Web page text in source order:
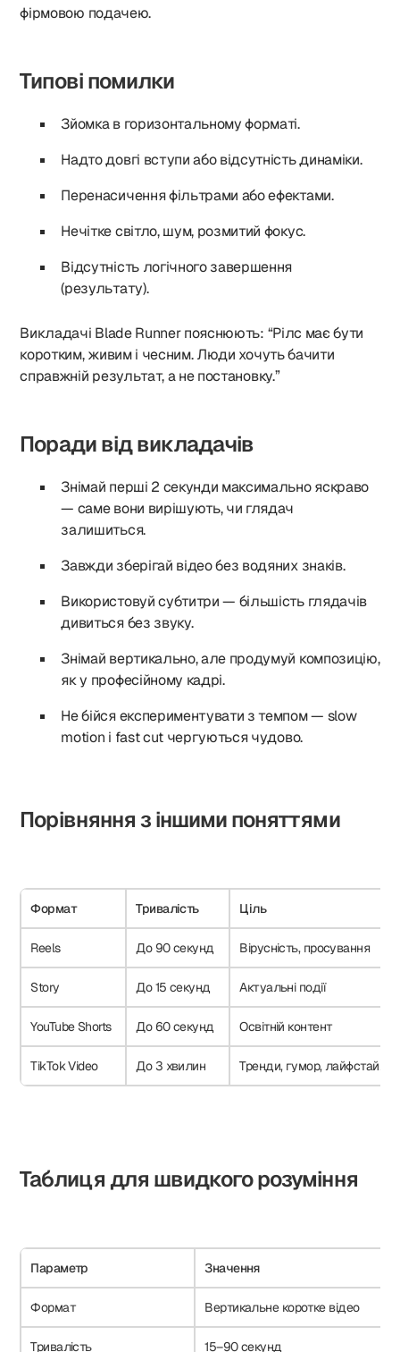
фірмовою подачею.
Типові помилки
Зйомка в горизонтальному форматі.
Надто довгі вступи або відсутність динаміки.
Перенасичення фільтрами або ефектами.
Нечітке світло, шум, розмитий фокус.
Відсутність логічного завершення
(результату).
Викладачі Blade Runner пояснюють: “Рілс має бути
коротким, живим і чесним. Люди хочуть бачити
справжній результат, а не постановку.”
Поради від викладачів
Знімай перші 2 секунди максимально яскраво
— саме вони вирішують, чи глядач
залишиться.
Завжди зберігай відео без водяних знаків.
Використовуй субтитри — більшість глядачів
дивиться без звуку.
Знімай вертикально, але продумуй композицію,
як у професійному кадрі.
Не бійся експериментувати з темпом — slow
motion і fast cut чергуються чудово.
Порівняння з іншими поняттями
Формат Тривалість Ціль
Reels До 90 секунд Вірусність, просування
Story До 15 секунд Актуальні події
YouTube Shorts До 60 секунд Освітній контент
TikTok Video До 3 хвилин Тренди, гумор, лайфстайл
Таблиця для швидкого розуміння
Параметр Значення
Формат Вертикальне коротке відео
Тривалість 15–90 секунд